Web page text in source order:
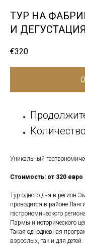
ТУР НА
И
€320
Уникальный
Стоимость: от 320 евро
Тур одного дня в регион
проводится в районе
гастрономического
Пармы и исторического
Такая однодневная
взрослых, так и для детей.